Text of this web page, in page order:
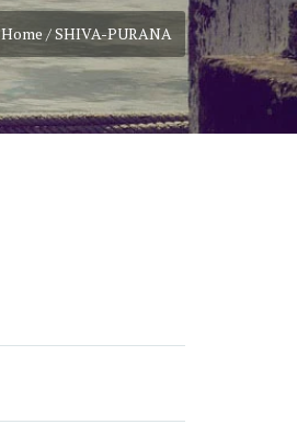
Home / SHIVA-PURANA